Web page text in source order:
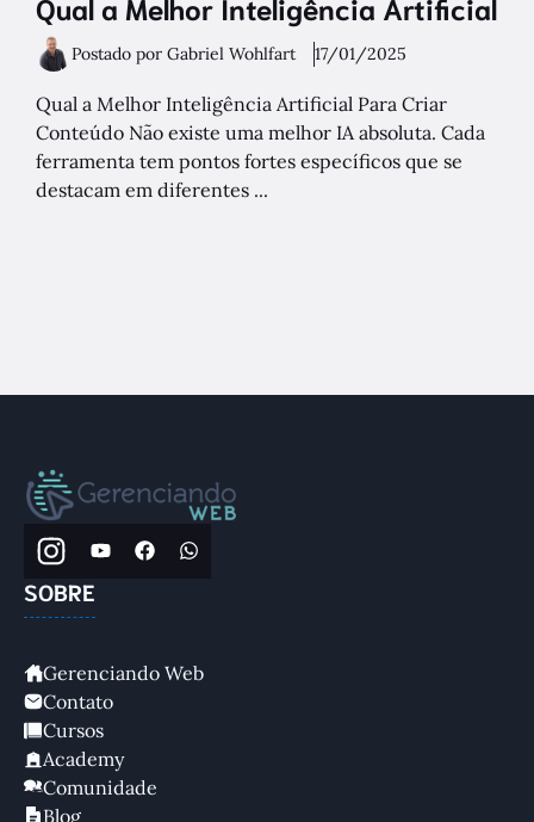
Postado por Gabriel Wohlfart 17/01/2025
Qual a Melhor Inteligência Artificial Para Criar
Conteúdo Não existe uma melhor IA absoluta. Cada
ferramenta tem pontos fortes específicos que se
destacam em diferentes ...
SOBRE
Gerenciando Web
Contato
Cursos
Academy
Comunidade
Blog